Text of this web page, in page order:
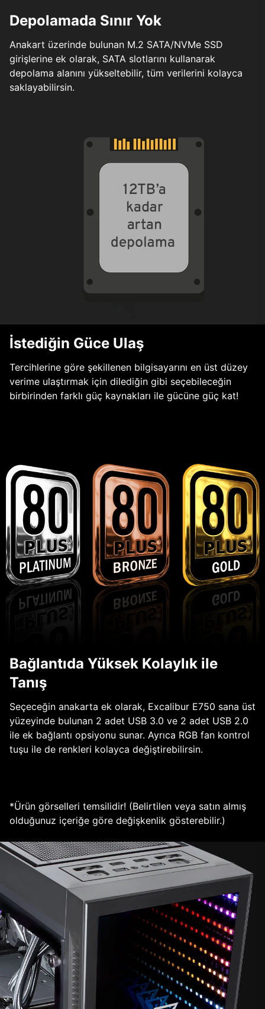
Depolamada Sınır Yok
Anakart üzerinde bulunan M.2 SATA/NVMe SSD
girişlerine ek olarak, SATA slotlarını kullanarak
depolama alanını yükseltebilir, tüm verilerini kolayca
saklayabilirsin.
İstediğin Güce Ulaş
Tercihlerine göre şekillenen bilgisayarını en üst düzey
verime ulaştırmak için dilediğin gibi seçebileceğin
birbirinden farklı güç kaynakları ile gücüne güç kat!
Bağlantıda Yüksek Kolaylık ile
Tanış
Seçeceğin anakarta ek olarak, Excalibur E750 sana üst
yüzeyinde bulunan 2 adet USB 3.0 ve 2 adet USB 2.0
ile ek bağlantı opsiyonu sunar. Ayrıca RGB fan kontrol
tuşu ile de renkleri kolayca değiştirebilirsin.
*Ürün görselleri temsilidir! (Belirtilen veya satın almış
olduğunuz içeriğe göre değişkenlik gösterebilir.)